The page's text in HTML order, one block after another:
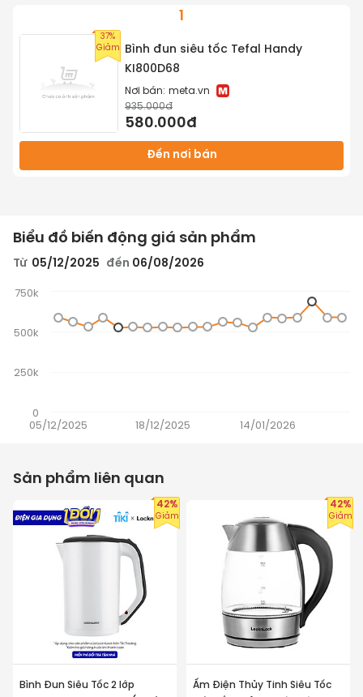
1
37%
Giảm
Bình đun siêu tốc Tefal Handy
KI800D68
Nơi bán: meta.vn
935.000đ
580.000đ
Đến nơi bán
Biểu đồ biến động giá sản phẩm
Từ 05/12/2025 đến 06/08/2026
0
250k
500k
750k
05/12/2025 18/12/2025 14/01/2026
Sản phẩm liên quan
42%
Giảm
Bình Đun Siêu Tốc 2 lớp
42%
Giảm
Ấm Điện Thủy Tinh Siêu Tốc